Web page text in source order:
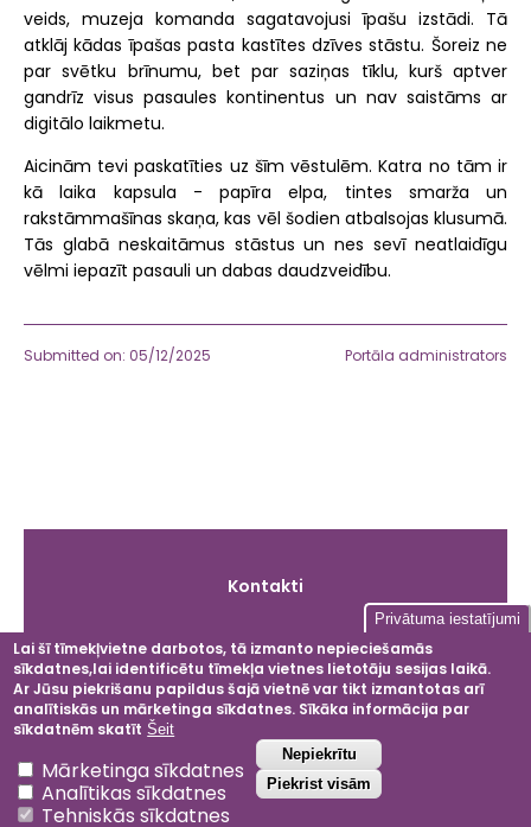
veids, muzeja komanda sagatavojusi īpašu izstādi. Tā
atklāj kādas īpašas pasta kastītes dzīves stāstu. Šoreiz ne
par svētku brīnumu, bet par saziņas tīklu, kurš aptver
gandrīz visus pasaules kontinentus un nav saistāms ar
digitālo laikmetu.
Aicinām tevi paskatīties uz šīm vēstulēm. Katra no tām ir
kā laika kapsula - papīra elpa, tintes smarža un
rakstāmmašīnas skaņa, kas vēl šodien atbalsojas klusumā.
Tās glabā neskaitāmus stāstus un nes sevī neatlaidīgu
vēlmi iepazīt pasauli un dabas daudzveidību.
Submitted on: 05/12/2025 Portāla administrators
Kontakti
Facebook
Instagram
LinkedIn
2024 © Dobeles ceriņi
Privātuma politika
Privātuma iestatījumi
Lai šī tīmekļvietne darbotos, tā izmanto nepieciešamās
sīkdatnes,lai identificētu tīmekļa vietnes lietotāju sesijas laikā.
Ar Jūsu piekrišanu papildus šajā vietnē var tikt izmantotas arī
analītiskās un mārketinga sīkdatnes. Sīkāka informācija par
sīkdatnēm skatīt Šeit
Mārketinga sīkdatnes
Analītikas sīkdatnes
Tehniskās sīkdatnes
Nepiekrītu
Piekrist visām
Atsaukt piekrišanu